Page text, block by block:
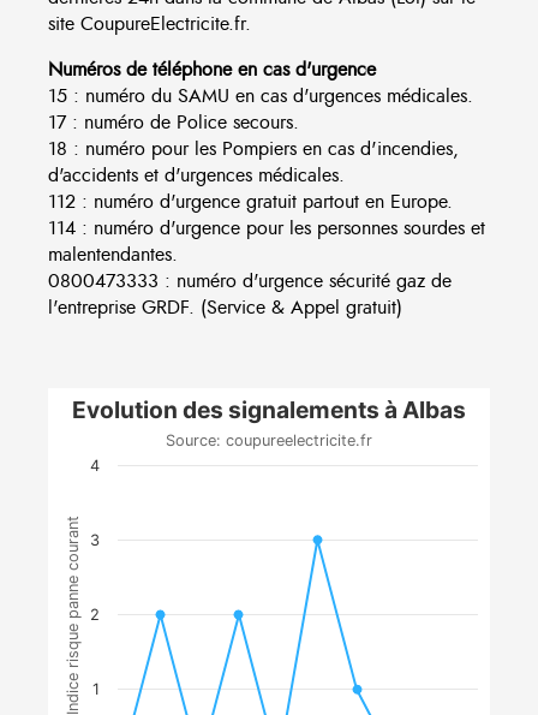
site CoupureElectricite.fr.
Numéros de téléphone en cas d'urgence
15 : numéro du SAMU en cas d'urgences médicales.
17 : numéro de Police secours.
18 : numéro pour les Pompiers en cas d'incendies,
d'accidents et d'urgences médicales.
112 : numéro d'urgence gratuit partout en Europe.
114 : numéro d'urgence pour les personnes sourdes et
malentendantes.
0800473333 : numéro d'urgence sécurité gaz de
l'entreprise GRDF. (Service & Appel gratuit)
Indice risque panne courant
Evolution des signalements à Albas
Source: coupureelectricite.fr
1
2
3
4